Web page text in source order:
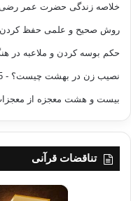
خلاصه زندگی حضرت عمر رضی
روش صحیح و علمی حفظ کردن
حکم بوسه کردن و ملاعبه در
نصیب زن در بهشت چیست؟ - 152,965 بازدید
بیست و هشت معجزه از
تناقضات قرآنی